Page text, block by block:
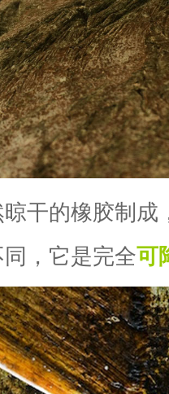
干的橡胶制成
，它是完全可